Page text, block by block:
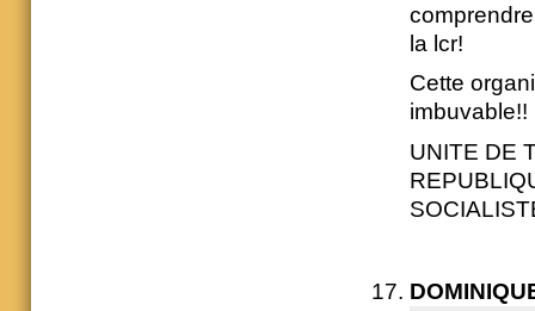
la lcr!
Cette
imbuvable!!
UNITE DE